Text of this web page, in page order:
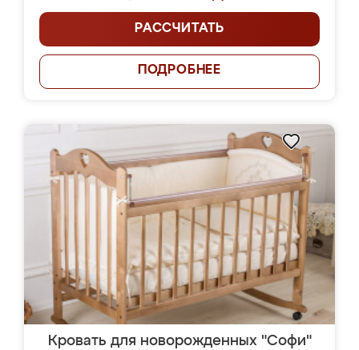
РАССЧИТАТЬ
ПОДРОБНЕЕ
Кровать для новорожденных "Софи"